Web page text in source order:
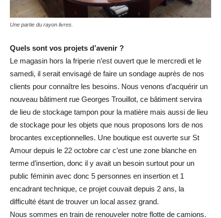
Une partie du rayon livres.
Quels sont vos projets d’avenir ?
Le magasin hors la friperie n’est ouvert que le mercredi et le
samedi, il serait envisagé de faire un sondage auprès de nos
clients pour connaître les besoins. Nous venons d’acquérir un
nouveau bâtiment rue Georges Trouillot, ce bâtiment servira
de lieu de stockage tampon pour la matière mais aussi de lieu
de stockage pour les objets que nous proposons lors de nos
brocantes exceptionnelles. Une boutique est ouverte sur St
Amour depuis le 22 octobre car c’est une zone blanche en
terme d’insertion, donc il y avait un besoin surtout pour un
public féminin avec donc 5 personnes en insertion et 1
encadrant technique, ce projet couvait depuis 2 ans, la
difficulté étant de trouver un local assez grand.
Nous sommes en train de renouveler notre flotte de camions.